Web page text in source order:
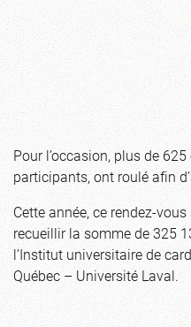
Pour l’occasion, plus de
participants, ont roulé afin
Cette année, ce rendez-
recueillir la somme de 325
l’Institut universitaire de
Québec – Université Laval.